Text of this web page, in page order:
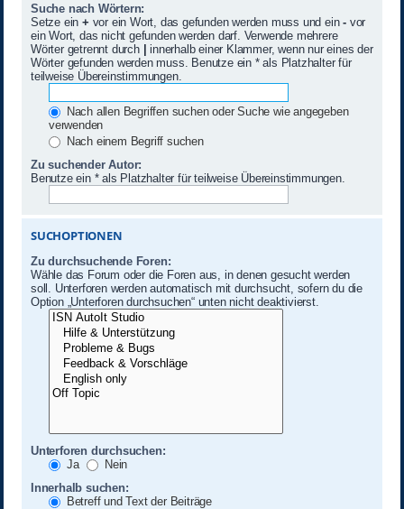
Suche nach Wörtern:
Setze ein + vor ein Wort, das gefunden werden muss und ein-vor
ein Wort, das nicht gefunden werden darf. Verwende mehrere
Wörter getrennt durch | innerhalb einer Klammer, wenn nur eines der
Wörter gefunden werden muss. Benutze ein * als Platzhalter für
teilweise Übereinstimmungen.
Nach allen Begriffen suchen oder Suche wie angegeben
verwenden
Nach einem Begriff suchen
Zu suchender Autor:
Benutze ein * als Platzhalter für teilweise Übereinstimmungen.
SUCHOPTIONEN
Zu durchsuchende Foren:
Wähle das Forum oder die Foren aus, in denen gesucht werden
soll. Unterforen werden automatisch mit durchsucht, sofern du die
Option „Unterforen durchsuchen“ unten nicht deaktivierst.
Unterforen durchsuchen:
Ja
Nein
Innerhalb suchen:
Betreff und Text der Beiträge